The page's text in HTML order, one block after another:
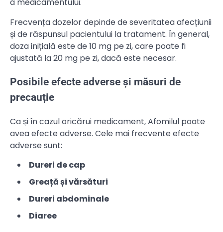
Frecvența dozelor depinde de severitatea afecțiunii
și de răspunsul pacientului la tratament. În general,
doza inițială este de 10 mg pe zi, care poate fi
ajustată la 20 mg pe zi, dacă este necesar.
Posibile efecte adverse și măsuri de
precauție
Ca și în cazul oricărui medicament, Afomilul poate
avea efecte adverse. Cele mai frecvente efecte
adverse sunt:
Dureri de cap
Greață și vărsături
Dureri abdominale
Diaree